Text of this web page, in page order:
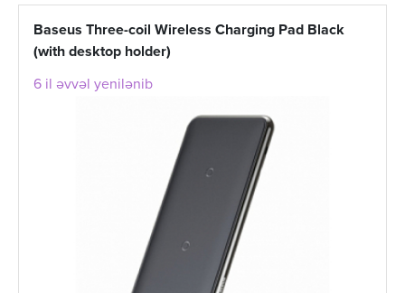
Baseus Three-coil Wireless Charging Pad Black
(with desktop holder)
6 il əvvəl yenilənib